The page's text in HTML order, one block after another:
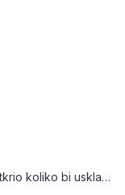
Nova procjena: Analitičar otkrio koliko bi usklađivanje mirovina moglo biti, čeka se još jedan podatak